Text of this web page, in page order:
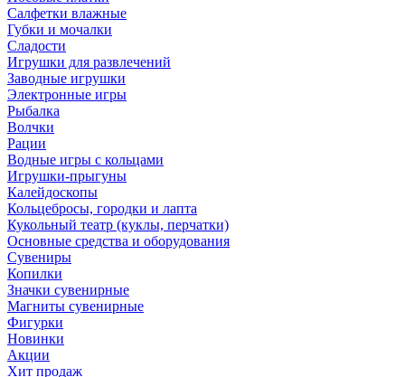
Салфетки влажные
Губки и мочалки
Сладости
Игрушки для развлечений
Заводные игрушки
Электронные игры
Рыбалка
Волчки
Рации
Водные игры с кольцами
Игрушки-прыгуны
Калейдоскопы
Кольцебросы, городки и лапта
Кукольный театр (куклы, перчатки)
Основные средства и оборудования
Сувениры
Копилки
Значки сувенирные
Магниты сувенирные
Фигурки
Новинки
Акции
Хит продаж